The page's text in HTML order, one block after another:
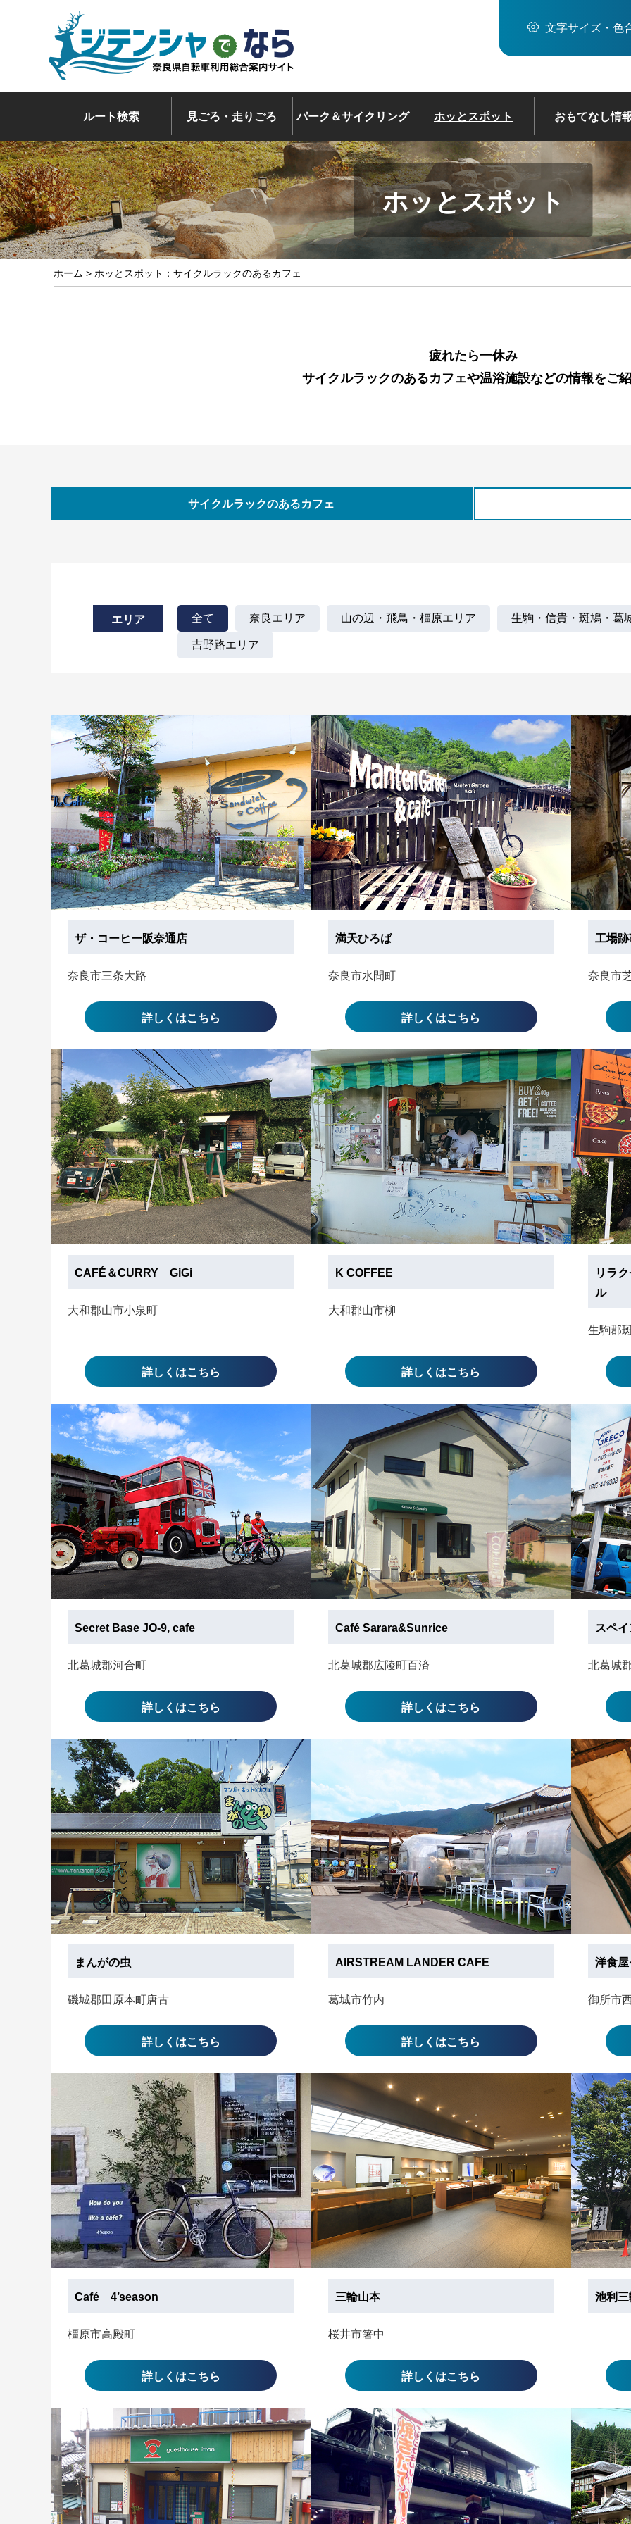
文字サイズ・色
ルート検索 見ごろ・走りごろ パーク＆サイクリング ホッとスポット おもてなし情
ホッとスポット
ホーム > ホッとスポット：サイクルラックのあるカフェ
疲れたら一休み
サイクルラックのあるカフェや温浴施設などの情報をご
サイクルラックのあるカフェ
エリア 全て 奈良エリア 山の辺・飛鳥・橿原エリア 生駒・信貴・斑鳩・葛
吉野路エリア
ザ・コーヒー阪奈通店
奈良市三条大路
詳しくはこちら
満天ひろば
奈良市水間町
詳しくはこちら
工場
奈良市
CAFÉ＆CURRY GiGi
大和郡山市小泉町
詳しくはこちら
K COFFEE
大和郡山市柳
詳しくはこちら
リラ
ル
生駒郡
Secret Base JO-9, cafe
北葛城郡河合町
詳しくはこちら
Café Sarara&Sunrice
北葛城郡広陵町百済
詳しくはこちら
スペ
北葛城
まんがの虫
磯城郡田原本町唐古
詳しくはこちら
AIRSTREAM LANDER CAFE
葛城市竹内
詳しくはこちら
洋食
御所市
Café 4’season
橿原市高殿町
詳しくはこちら
三輪山本
桜井市箸中
詳しくはこちら
池利